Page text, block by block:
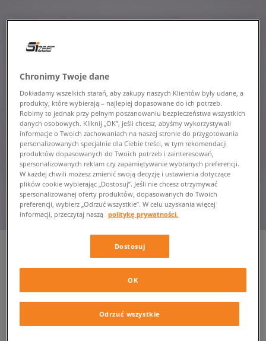
349,99 zł z VAT
Chronimy Twoje dane
Dokładamy wszelkich starań, aby zakupy naszych Klientów były udane, a
produkty, które wybierają – najlepiej dopasowane do ich potrzeb.
Robimy to jednak przy pełnym poszanowaniu bezpieczeństwa wszystkich
danych osobowych. Kliknij „OK”, jeśli chcesz, abyśmy wykorzystywali
informacje o Twoich zachowaniach na naszej stronie do przygotowania
personalizowanych specjalnie dla Ciebie treści, w tym rekomendacji
produktów dopasowanych do Twoich potrzeb i zainteresowań,
spersonalizowanych reklam czy zapamiętywanie wybranych preferencji.
W każdej chwili możesz zmienić swoją decyzję i ustawienia dotyczące
plików cookie wybierając „Dostosuj”. Jeśli nie chcesz otrzymywać
spersonalizowanej oferty produktów, dopasowanych do Twoich
preferencji, wybierz „Odrzuć wszystkie”. W celu uzyskania więcej
informacji, przeczytaj naszą politykę prywatności.
Dostosuj
Odrzuć wszystkie
OK